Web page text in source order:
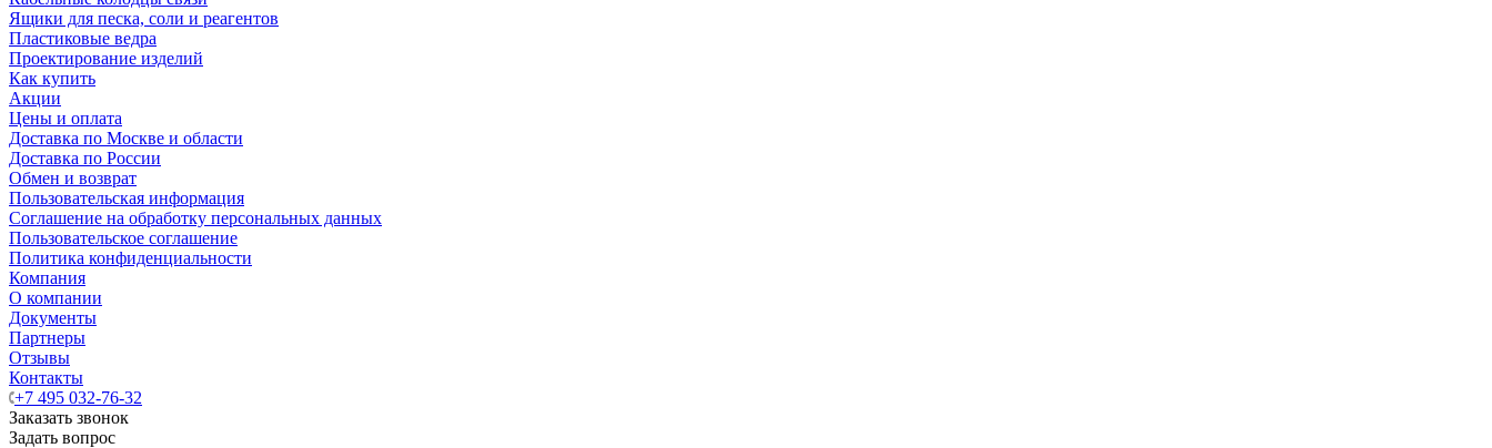
Ящики для песка, соли и реагентов
Пластиковые ведра
Проектирование изделий
Как купить
Акции
Цены и оплата
Доставка по Москве и области
Доставка по России
Обмен и возврат
Пользовательская информация
Соглашение на обработку персональных данных
Пользовательское соглашение
Политика конфиденциальности
Компания
О компании
Документы
Партнеры
Отзывы
Контакты
+7 495 032-76-32
Заказать звонок
Задать вопрос